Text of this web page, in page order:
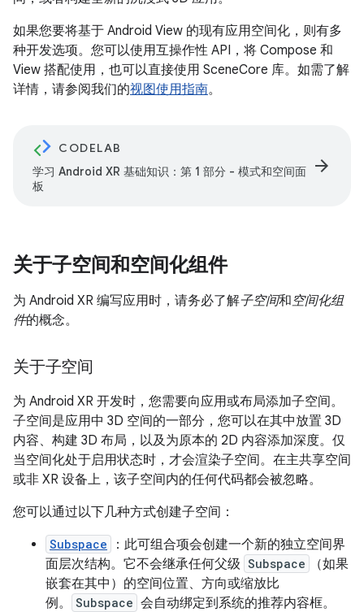
如果您要将基于 Android View 的现有应用空间化，则有多
种开发选项。您可以使用互操作性 API，将 Compose 和
View 搭配使用，也可以直接使用 SceneCore 库。如需了解
详情，请参阅我们的视图使用指南。
CODELAB
学习 Android XR 基础知识：第 1 部分 - 模式和空间面
板
arrow_forward
关于子空间和空间化组件
为 Android XR 编写应用时，请务必了解子空间和空间化组
件的概念。
关于子空间
为 Android XR 开发时，您需要向应用或布局添加子空间。
子空间是应用中 3D 空间的一部分，您可以在其中放置 3D
内容、构建 3D 布局，以及为原本的 2D 内容添加深度。仅
当空间化处于启用状态时，才会渲染子空间。在主共享空间
或非 XR 设备上，该子空间内的任何代码都会被忽略。
您可以通过以下几种方式创建子空间：
Subspace
：此可组合项会创建一个新的独立空间界
面层次结构。它不会继承任何父级 Subspace
（如果
嵌套在其中）的空间位置、方向或缩放比
例。
Subspace 会自动绑定到系统的推荐内容框。